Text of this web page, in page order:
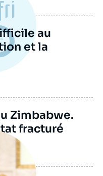
au
et la
Zimbabwe.
fracturé